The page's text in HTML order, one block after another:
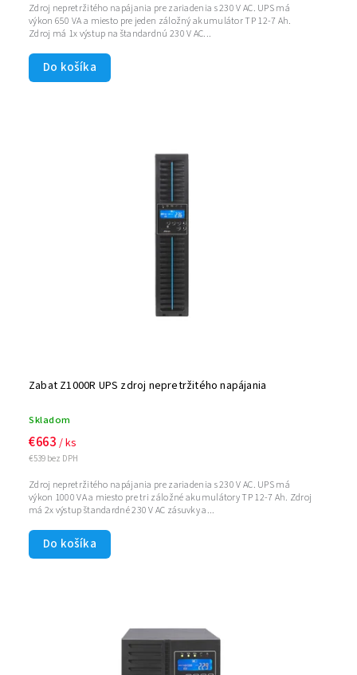
Do košíka
Zdroj nepretržitého napájania pre zariadenia s 230 V AC. UPS má
výkon 650 VA a miesto pre jeden záložný akumulátor TP 12-7 Ah.
Zdroj má 1x výstup na štandardnú 230 V AC...
Zabat Z1000R UPS zdroj nepretržitého napájania
Skladom
€539 bez DPH
€663 / ks
Do košíka
Zdroj nepretržitého napájania pre zariadenia s 230 V AC. UPS má
výkon 1000 VA a miesto pre tri záložné akumulátory TP 12-7 Ah. Zdroj
má 2x výstup štandardné 230 V AC zásuvky a...